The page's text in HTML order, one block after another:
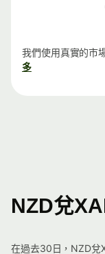
我們使用真實的市
多
NZD兌
在過去30日，NZD兌